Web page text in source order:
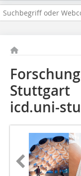
Stuttgart
icd.uni-